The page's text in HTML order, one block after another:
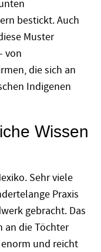
bestickt. Auch
Muster
von
die sich an
Indigenen
Wissen
Sehr viele
Praxis
gebracht. Das
an die Töchter
und reicht